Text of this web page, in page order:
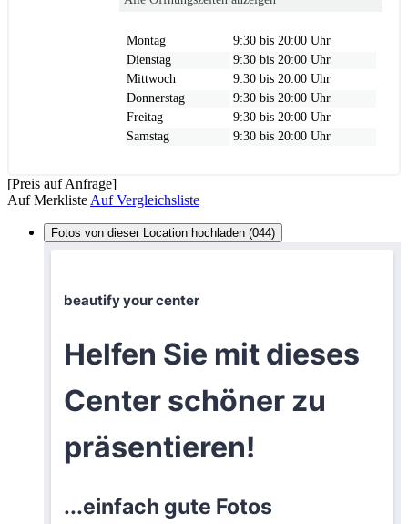
Montag
9:30 bis 20:00 Uhr
Dienstag
9:30 bis 20:00 Uhr
Mittwoch
9:30 bis 20:00 Uhr
Donnerstag
9:30 bis 20:00 Uhr
Freitag
9:30 bis 20:00 Uhr
Samstag
9:30 bis 20:00 Uhr
[Preis auf Anfrage]
Auf Merkliste Auf Vergleichsliste
Fotos von dieser Location hochladen (044)